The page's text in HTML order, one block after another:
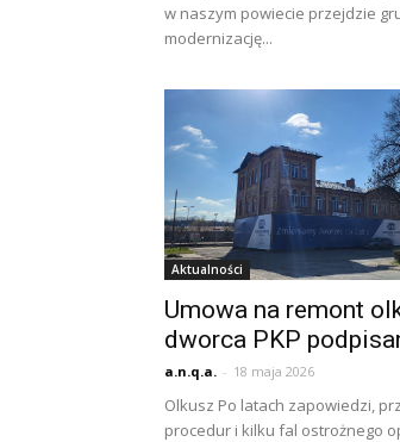
w naszym powiecie przejdzie
modernizację...
Aktualności
Umowa na remont
dworca PKP
a.n.q.a. - 18 maja 2026
Olkusz Po latach zapowiedzi,
procedur i kilku fal ostrożnego